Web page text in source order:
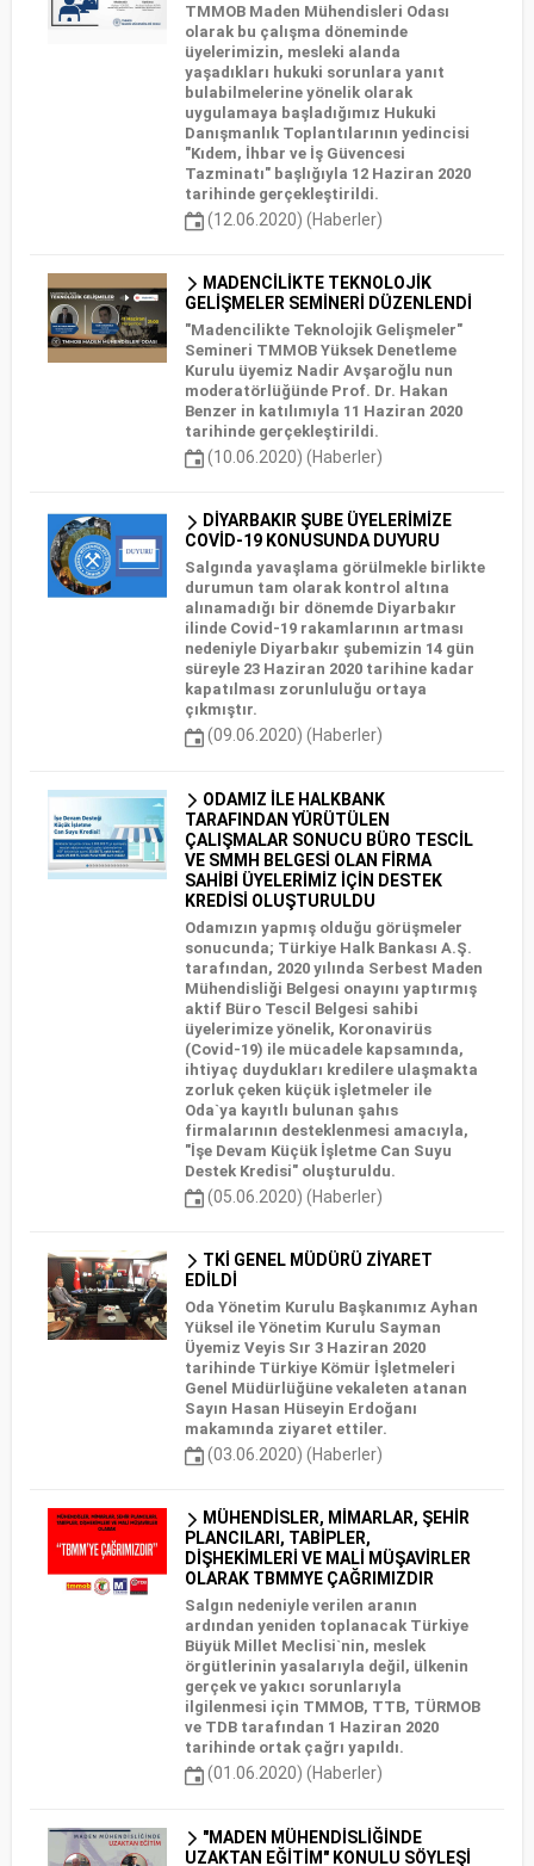
TMMOB Maden Mühendisleri Odası
olarak bu çalışma döneminde
üyelerimizin, mesleki alanda
yaşadıkları hukuki sorunlara yanıt
bulabilmelerine yönelik olarak
uygulamaya başladığımız Hukuki
Danışmanlık Toplantılarının yedincisi
"Kıdem, İhbar ve İş Güvencesi
Tazminatı" başlığıyla 12 Haziran 2020
tarihinde gerçekleştirildi.
(12.06.2020) (Haberler)
MADENCİLİKTE TEKNOLOJİK
GELİŞMELER SEMİNERİ DÜZENLENDİ
"Madencilikte Teknolojik Gelişmeler"
Semineri TMMOB Yüksek Denetleme
Kurulu üyemiz Nadir Avşaroğlu nun
moderatörlüğünde Prof. Dr. Hakan
Benzer in katılımıyla 11 Haziran 2020
tarihinde gerçekleştirildi.
(10.06.2020) (Haberler)
DİYARBAKIR ŞUBE ÜYELERİMİZE
COVİD-19 KONUSUNDA DUYURU
Salgında yavaşlama görülmekle birlikte
durumun tam olarak kontrol altına
alınamadığı bir dönemde Diyarbakır
ilinde Covid-19 rakamlarının artması
nedeniyle Diyarbakır şubemizin 14 gün
süreyle 23 Haziran 2020 tarihine kadar
kapatılması zorunluluğu ortaya
çıkmıştır.
(09.06.2020) (Haberler)
ODAMIZ İLE HALKBANK
TARAFINDAN YÜRÜTÜLEN
ÇALIŞMALAR SONUCU BÜRO TESCİL
VE SMMH BELGESİ OLAN FİRMA
SAHİBİ ÜYELERİMİZ İÇİN DESTEK
KREDİSİ OLUŞTURULDU
Odamızın yapmış olduğu görüşmeler
sonucunda; Türkiye Halk Bankası A.Ş.
tarafından, 2020 yılında Serbest Maden
Mühendisliği Belgesi onayını yaptırmış
aktif Büro Tescil Belgesi sahibi
üyelerimize yönelik, Koronavirüs
(Covid-19) ile mücadele kapsamında,
ihtiyaç duydukları kredilere ulaşmakta
zorluk çeken küçük işletmeler ile
Oda`ya kayıtlı bulunan şahıs
firmalarının desteklenmesi amacıyla,
"İşe Devam Küçük İşletme Can Suyu
Destek Kredisi" oluşturuldu.
(05.06.2020) (Haberler)
TKİ GENEL MÜDÜRÜ ZİYARET
EDİLDİ
Oda Yönetim Kurulu Başkanımız Ayhan
Yüksel ile Yönetim Kurulu Sayman
Üyemiz Veyis Sır 3 Haziran 2020
tarihinde Türkiye Kömür İşletmeleri
Genel Müdürlüğüne vekaleten atanan
Sayın Hasan Hüseyin Erdoğanı
makamında ziyaret ettiler.
(03.06.2020) (Haberler)
MÜHENDİSLER, MİMARLAR, ŞEHİR
PLANCILARI, TABİPLER,
DİŞHEKİMLERİ VE MALİ MÜŞAVİRLER
OLARAK TBMMYE ÇAĞRIMIZDIR
Salgın nedeniyle verilen aranın
ardından yeniden toplanacak Türkiye
Büyük Millet Meclisi`nin, meslek
örgütlerinin yasalarıyla değil, ülkenin
gerçek ve yakıcı sorunlarıyla
ilgilenmesi için TMMOB, TTB, TÜRMOB
ve TDB tarafından 1 Haziran 2020
tarihinde ortak çağrı yapıldı.
(01.06.2020) (Haberler)
"MADEN MÜHENDİSLİĞİNDE
UZAKTAN EĞİTİM" KONULU SÖYLEŞİ